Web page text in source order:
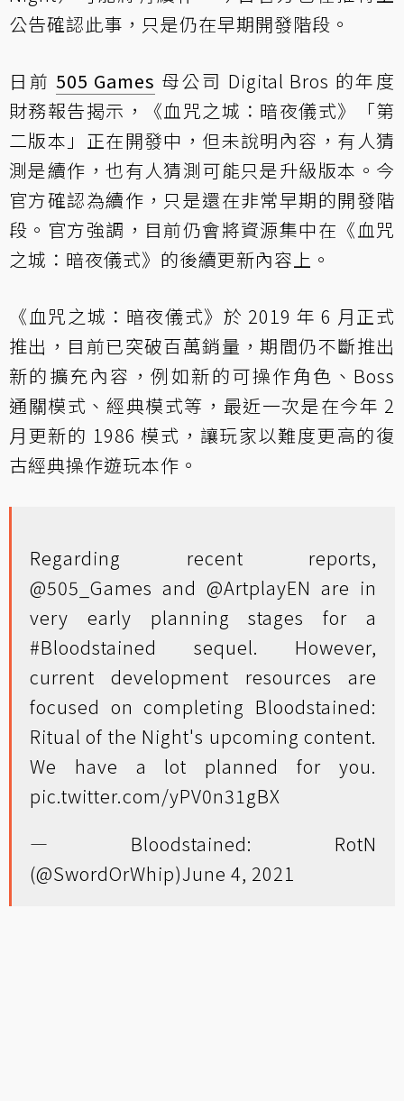
公告確認此事，只是仍在早期開發階段。
日前 505 Games 母公司 Digital Bros 的年度
財務報告揭示 ，《血咒之城：暗夜儀式》「第
二版本」正在開發中，但未說明內容，有人猜
測是續作，也有人猜測可能只是升級版本。今
官方確認為續作，只是還在非常早期的開發階
段。官方強調，目前仍會將資源集中在《血咒
之城：暗夜儀式》的後續更新內容上。
《血咒之城：暗夜儀式》於 2019 年 6 月正式
推出，目前已突破百萬銷量，期間仍不斷推出
新的擴充內容，例如新的可操作角色、Boss
通關模式、經典模式等，最近一次是在今年 2
月更新的 1986 模式，讓玩家以難度更高的復
古經典操作遊玩本作。
Regarding recent reports,
@505_Games and @ArtplayEN are in
very early planning stages for a
#Bloodstained
sequel. However,
current development resources are
focused on completing Bloodstained:
Ritual of the Night's upcoming content.
We have a lot planned for you.
pic.twitter.com/yPV0n31gBX
— Bloodstained: RotN
(@SwordOrWhip)June 4, 2021